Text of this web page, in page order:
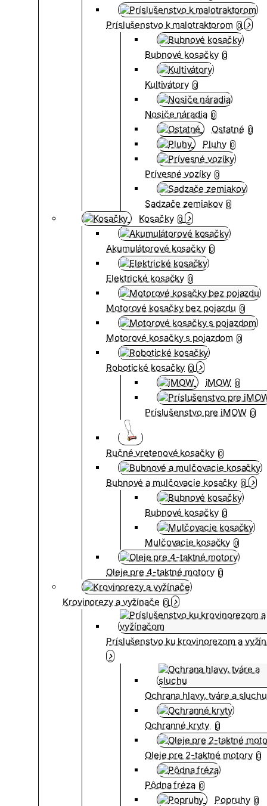
Príslušenstvo k malotraktorom 0
Bubnové kosačky 0
Kultivátory 0
Nosiče náradia 0
Ostatné 0
Pluhy 0
Prívesné vozíky 0
Sadzače zemiakov 0
Kosačky 0
Akumulátorové kosačky 0
Elektrické kosačky 0
Motorové kosačky bez pojazdu 0
Motorové kosačky s pojazdom 0
Robotické kosačky 0
iMOW 0
Príslušenstvo pre iMOW 0
Ručné vretenové kosačky 0
Bubnové a mulčovacie kosačky 0
Bubnové kosačky 0
Mulčovacie kosačky 0
Oleje pre 4-taktné motory 0
Krovinorezy a vyžínače 0
Príslušenstvo ku krovinorezom a
Ochrana hlavy, tváre a sluchu
Ochranné kryty 0
Oleje pre 2-taktné motory 0
Pôdna fréza 0
Popruhy 0